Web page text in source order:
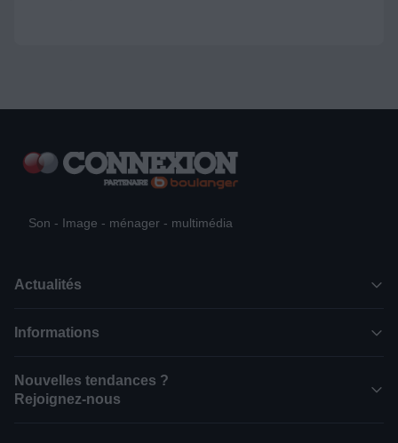
Son - Image - ménager - multimédia
Actualités
Informations
Nouvelles tendances ?
Rejoignez-nous